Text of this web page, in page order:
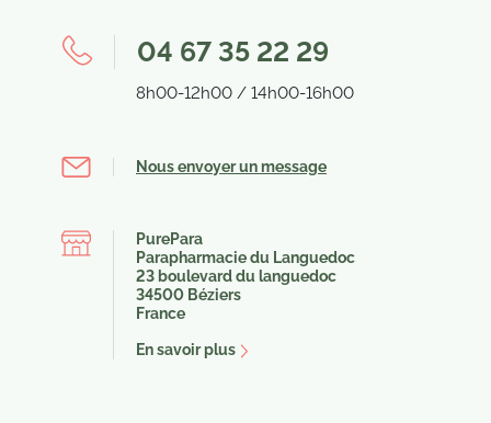
(3 avis)
04 67 35 22 29
8h00-12h00 / 14h00-16h00
Nous envoyer un message
PurePara
Parapharmacie du Languedoc
23 boulevard du languedoc
34500 Béziers
France
En savoir plus